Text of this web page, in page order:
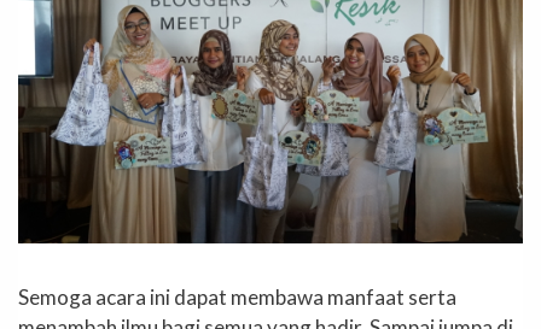
Semoga acara ini dapat membawa manfaat serta